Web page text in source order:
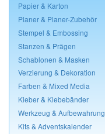
Papier & Karton
Planer & Planer-Zubehör
Stempel & Embossing
Stanzen & Prägen
Schablonen & Masken
Verzierung & Dekoration
Farben & Mixed Media
Kleber & Klebebänder
Werkzeug & Aufbewahrung
Kits & Adventskalender